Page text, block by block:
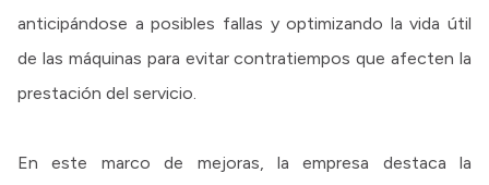
anticipándose a posibles fallas y optimizando la vida útil
de las máquinas para evitar contratiempos que afecten la
prestación del servicio.
En este marco de mejoras, la empresa destaca la